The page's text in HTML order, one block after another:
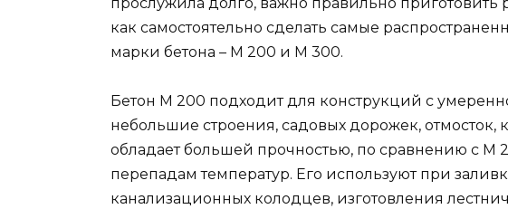
как самостоятельно сделать самые
марки бетона – М 200 и М 300.
Бетон М 200 подходит для конструкций с
небольшие строения, садовых дорожек,
обладает большей прочностью, по сравнению с М
перепадам температур. Его используют при
канализационных колодцев, изготовления